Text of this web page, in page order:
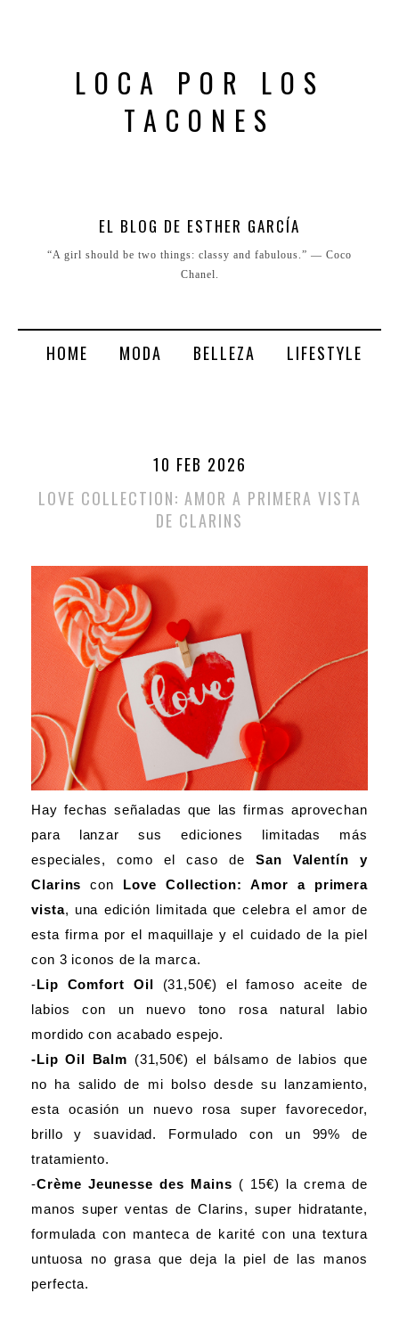
LOCA POR LOS
TACONES
EL BLOG DE ESTHER GARCÍA
“A girl should be two things: classy and fabulous.” ― Coco
Chanel.
HOME MODA BELLEZA LIFESTYLE
10 FEB 2026
LOVE COLLECTION: AMOR A PRIMERA VISTA
DE CLARINS
Hay fechas señaladas que las firmas aprovechan
para lanzar sus ediciones limitadas más
especiales, como el caso de San Valentín y
Clarins con Love Collection: Amor a primera
vista, una edición limitada que celebra el amor de
esta firma por el maquillaje y el cuidado de la piel
con 3 iconos de la marca.
-Lip Comfort Oil (31,50€) el famoso aceite de
labios con un nuevo tono rosa natural labio
mordido con acabado espejo.
-Lip Oil Balm (31,50€) el bálsamo de labios que
no ha salido de mi bolso desde su lanzamiento,
esta ocasión un nuevo rosa super favorecedor,
brillo y suavidad. Formulado con un 99% de
tratamiento.
-Crème Jeunesse des Mains ( 15€) la crema de
manos super ventas de Clarins, super hidratante,
formulada con manteca de karité con una textura
untuosa no grasa que deja la piel de las manos
perfecta.